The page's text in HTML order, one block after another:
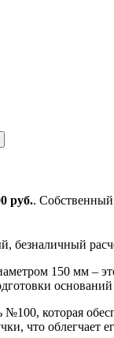
руб.. Собственный
безналичный
150 мм –
№100, которая
что облегчает